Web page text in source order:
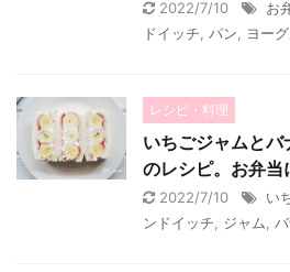
2022/7/10 お
ドイッチ
パン ヨー
レシピ・料理
いちごジャムと
のレシピ。お弁当
2022/7/10 い
ンドイッチ
ジャム